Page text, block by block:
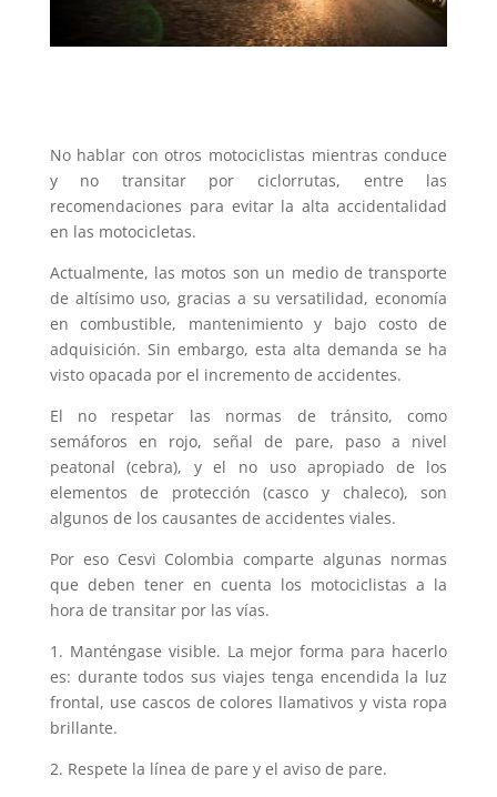
No hablar con otros motociclistas mientras conduce
y no transitar por ciclorrutas, entre las
recomendaciones para evitar la alta accidentalidad
en las motocicletas.
Actualmente, las motos son un medio de transporte
de altísimo uso, gracias a su versatilidad, economía
en combustible, mantenimiento y bajo costo de
adquisición. Sin embargo, esta alta demanda se ha
visto opacada por el incremento de accidentes.
El no respetar las normas de tránsito, como
semáforos en rojo, señal de pare, paso a nivel
peatonal (cebra), y el no uso apropiado de los
elementos de protección (casco y chaleco), son
algunos de los causantes de accidentes viales.
Por eso Cesvi Colombia comparte algunas normas
que deben tener en cuenta los motociclistas a la
hora de transitar por las vías.
1. Manténgase visible. La mejor forma para hacerlo
es: durante todos sus viajes tenga encendida la luz
frontal, use cascos de colores llamativos y vista ropa
brillante.
2. Respete la línea de pare y el aviso de pare.